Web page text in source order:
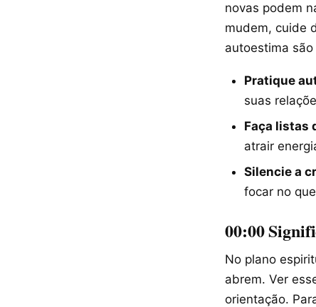
novas podem
mudem, cuide
autoestima
Pratique
suas
Faça listas
atrair
Silencie a
focar no
00:00
No plano
abrem. Ver
orientação.